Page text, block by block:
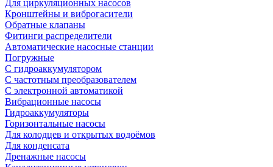
Для циркуляционных насосов
Кронштейны и виброгасители
Обратные клапаны
Фитинги распределители
Автоматические насосные станции
Погружные
С гидроаккумулятором
С частотным преобразователем
С электронной автоматикой
Вибрационные насосы
Гидроаккумуляторы
Горизонтальные насосы
Для колодцев и открытых водоёмов
Для конденсата
Дренажные насосы